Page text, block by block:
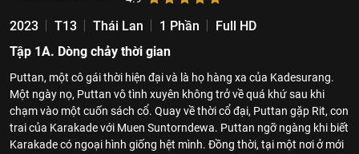
2023 T13 Thái Lan 1 Phần
Full HD
Tập 1A. Dòng chảy thời gian
Puttan, một cô gái thời hiện đại và là họ hàng xa của Kadesurang.
Một ngày nọ, Puttan vô tình xuyên không trở về quá khứ sau khi
chạm vào một cuốn sách cổ. Quay về thời cổ đại, Puttan gặp Rit, con
trai của Karakade với Muen Suntorndewa. Puttan ngỡ ngàng khi biết
Karakade có ngoại hình giống hệt mình. Đồng thời, tại một nơi ở mới